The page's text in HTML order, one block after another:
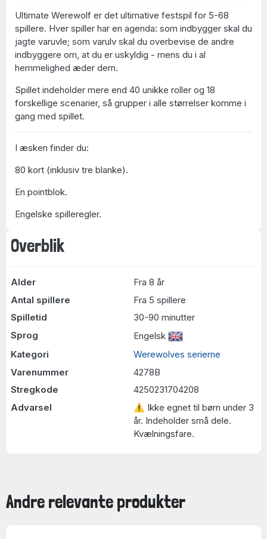
Overblik
Alder
Fra 8 år
Antal spillere
Fra 5 spillere
Spilletid
30-90 minutter
Sprog
Engelsk
Kategori
Werewolves serierne
Varenummer
4278B
Stregkode
4250231704208
Advarsel
⚠ Ikke egnet til børn under 3
år. Indeholder små dele.
Kvælningsfare.
Ultimate Werewolf er det ultimative festspil for 5-68
spillere. Hver spiller har en agenda: som indbygger skal du
jagte varuvle; som varulv skal du overbevise de andre
indbyggere om, at du er uskyldig - mens du i al
hemmelighed æder dem.
Spillet indeholder mere end 40 unikke roller og 18
forskellige scenarier, så grupper i alle størrelser komme i
gang med spillet.
I æsken finder du:
80 kort (inklusiv tre blanke).
En pointblok.
Engelske spilleregler.
Andre relevante produkter